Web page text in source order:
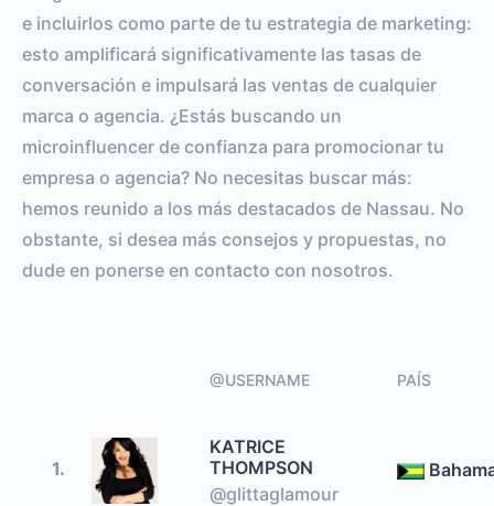
e incluirlos como parte de tu estrategia de marketing:
esto amplificará significativamente las tasas de
conversación e impulsará las ventas de cualquier
marca o agencia. ¿Estás buscando un
microinfluencer de confianza para promocionar tu
empresa o agencia? No necesitas buscar más:
hemos reunido a los más destacados de Nassau. No
obstante, si desea más consejos y propuestas, no
dude en ponerse en contacto con nosotros.
@USERNAME PAÍS
1.
KATRICE
THOMPSON
@glittaglamour